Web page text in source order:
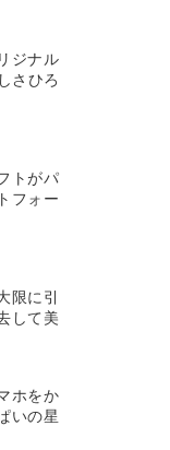
ジナル
さひろ
トがパ
フォー
限に引
して美
ホをか
いの星